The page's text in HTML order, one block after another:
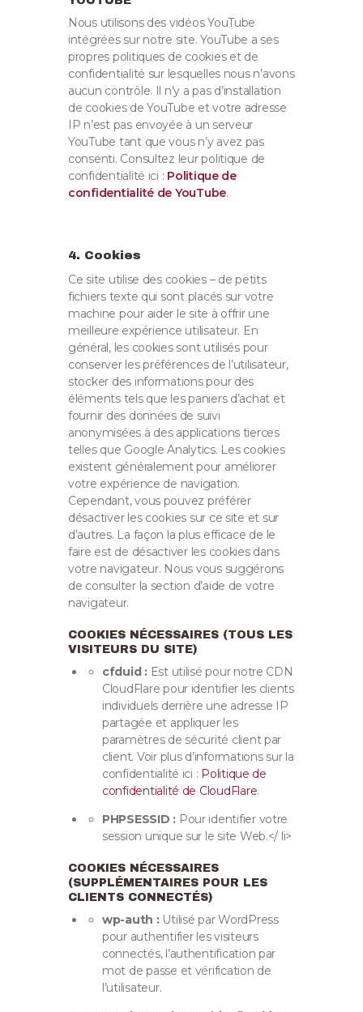
Nous utilisons des vidéos YouTube
intégrées sur notre site. YouTube a ses
propres politiques de cookies et de
confidentialité sur lesquelles nous n’avons
aucun contrôle. Il n’y a pas d’installation
de cookies de YouTube et votre adresse
IP n’est pas envoyée à un serveur
YouTube tant que vous n’y avez pas
consenti. Consultez leur politique de
confidentialité ici : Politique de
confidentialité de YouTube.
4. Cookies
Ce site utilise des cookies – de petits
fichiers texte qui sont placés sur votre
machine pour aider le site à offrir une
meilleure expérience utilisateur. En
général, les cookies sont utilisés pour
conserver les préférences de l’utilisateur,
stocker des informations pour des
éléments tels que les paniers d’achat et
fournir des données de suivi
anonymisées à des applications tierces
telles que Google Analytics. Les cookies
existent généralement pour améliorer
votre expérience de navigation.
Cependant, vous pouvez préférer
désactiver les cookies sur ce site et sur
d’autres. La façon la plus efficace de le
faire est de désactiver les cookies dans
votre navigateur. Nous vous suggérons
de consulter la section d’aide de votre
navigateur.
COOKIES NÉCESSAIRES (TOUS LES
VISITEURS DU SITE)
cfduid :Est utilisé pour notre CDN
CloudFlare pour identifier les clients
individuels derrière une adresse IP
partagée et appliquer les
paramètres de sécurité client par
client. Voir plus d’informations sur la
confidentialité ici : Politique de
confidentialité de CloudFlare.
PHPSESSID : Pour identifier votre
session unique sur le site Web.</ li>
COOKIES NÉCESSAIRES
(SUPPLÉMENTAIRES POUR LES
CLIENTS CONNECTÉS)
wp-auth :Utilisé par WordPress
pour authentifier les visiteurs
connectés, l’authentification par
mot de passe et vérification de
l’utilisateur.